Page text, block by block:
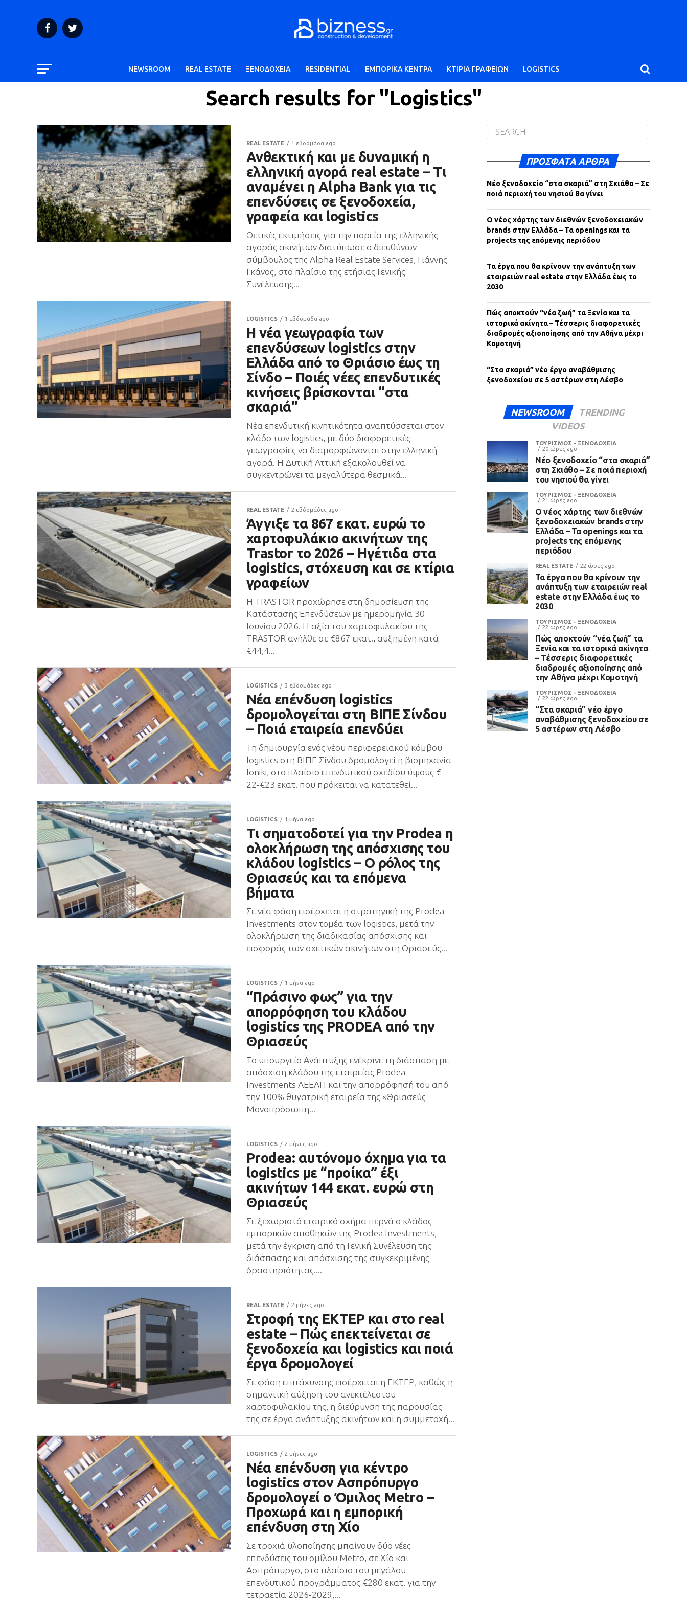
NEWSROOM REAL ESTATE ΞΕΝΟΔΟΧΕΙΑ RESIDENTIAL ΕΜΠΟΡΙΚΑ ΚΕΝΤΡΑ ΚΤΙΡΙΑ ΓΡΑΦΕΙΩΝ LOGISTICS
Search results for "Logistics"
REAL ESTATE 1 εβδομάδα ago
Ανθεκτική και με δυναμική η
ελληνική αγορά real estate – Τι
αναμένει η Alpha Bank για τις
επενδύσεις σε ξενοδοχεία,
γραφεία και logistics
Θετικές εκτιμήσεις για την πορεία της ελληνικής
αγοράς ακινήτων διατύπωσε ο διευθύνων
σύμβουλος της Alpha Real Estate Services, Γιάννης
Γκάνος, στο πλαίσιο της ετήσιας Γενικής
Συνέλευσης...
LOGISTICS 1 εβδομάδα ago
H νέα γεωγραφία των
επενδύσεων logistics στην
Ελλάδα από το Θριάσιο έως τη
Σίνδο – Ποιές νέες επενδυτικές
κινήσεις βρίσκονται “στα
σκαριά”
Νέα επενδυτική κινητικότητα αναπτύσσεται στον
κλάδο των logistics, με δύο διαφορετικές
γεωγραφίες να διαμορφώνονται στην ελληνική
αγορά. Η Δυτική Αττική εξακολουθεί να
συγκεντρώνει τα μεγαλύτερα θεσμικά...
REAL ESTATE 2 εβδομάδες ago
Άγγιξε τα 867 εκατ. ευρώ το
χαρτοφυλάκιο ακινήτων της
Trastor το 2026 – Ηγέτιδα στα
logistics, στόχευση και σε κτίρια
γραφείων
Η TRASTOR προχώρησε στη δημοσίευση της
Κατάστασης Επενδύσεων με ημερομηνία 30
Ιουνίου 2026. Η αξία του χαρτοφυλακίου της
TRASTOR ανήλθε σε €867 εκατ., αυξημένη κατά
€44,4...
LOGISTICS 3 εβδομάδες ago
Νέα επένδυση logistics
δρομολογείται στη ΒΙΠΕ Σίνδου
– Ποιά εταιρεία επενδύει
Τη δημιουργία ενός νέου περιφερειακού κόμβου
logistics στη ΒΙΠΕ Σίνδου δρομολογεί η βιομηχανία
Ioniki, στο πλαίσιο επενδυτικού σχεδίου ύψους €
22-€23 εκατ. που πρόκειται να κατατεθεί...
LOGISTICS 1 μήνα ago
Τι σηματοδοτεί για την Prodea η
ολοκλήρωση της απόσχισης του
κλάδου logistics – Ο ρόλος της
Θριασεύς και τα επόμενα
βήματα
Σε νέα φάση εισέρχεται η στρατηγική της Prodea
Investments στον τομέα των logistics, μετά την
ολοκλήρωση της διαδικασίας απόσχισης και
εισφοράς των σχετικών ακινήτων στη Θριασεύς...
LOGISTICS 1 μήνα ago
“Πράσινο φως” για την
απορρόφηση του κλάδου
logistics της PRODEA από την
Θριασεύς
Το υπουργείο Ανάπτυξης ενέκρινε τη διάσπαση με
απόσχιση κλάδου της εταιρείας Prodea
Investments ΑΕΕΑΠ και την απορρόφησή του από
την 100% θυγατρική εταιρεία της «Θριασεύς
Μονοπρόσωπη...
LOGISTICS 2 μήνες ago
Prodea: αυτόνομο όχημα για τα
logistics με “προίκα” έξι
ακινήτων 144 εκατ. ευρώ στη
Θριασεύς
Σε ξεχωριστό εταιρικό σχήμα περνά ο κλάδος
εμπορικών αποθηκών της Prodea Investments,
μετά την έγκριση από τη Γενική Συνέλευση της
διάσπασης και απόσχισης της συγκεκριμένης
δραστηριότητας....
REAL ESTATE 2 μήνες ago
Στροφή της ΕΚΤΕΡ και στο real
estate – Πώς επεκτείνεται σε
ξενοδοχεία και logistics και ποιά
έργα δρομολογεί
Σε φάση επιτάχυνσης εισέρχεται η ΕΚΤΕΡ, καθώς η
σημαντική αύξηση του ανεκτέλεστου
χαρτοφυλακίου της, η διεύρυνση της παρουσίας
της σε έργα ανάπτυξης ακινήτων και η συμμετοχή...
LOGISTICS 2 μήνες ago
Νέα επένδυση για κέντρο
logistics στον Ασπρόπυργο
δρομολογεί o Όμιλος Metro –
Προχωρά και η εμπορική
επένδυση στη Χίο
Σε τροχιά υλοποίησης μπαίνουν δύο νέες
επενδύσεις του ομίλου Metro, σε Χίο και
Ασπρόπυργο, στο πλαίσιο του μεγάλου
επενδυτικού προγράμματος €280 εκατ. για την
τετραετία 2026-2029,...
ΠΡΌΣΦΑΤΑ ΆΡΘΡΑ
Νέο ξενοδοχείο “στα σκαριά” στη Σκιάθο – Σε
ποιά περιοχή του νησιού θα γίνει
Ο νέος χάρτης των διεθνών ξενοδοχειακών
brands στην Ελλάδα – Τα openings και τα
projects της επόμενης περιόδου
Τα έργα που θα κρίνουν την ανάπτυξη των
εταιρειών real estate στην Ελλάδα έως το
2030
Πώς αποκτούν “νέα ζωή” τα Ξενία και τα
ιστορικά ακίνητα – Τέσσερις διαφορετικές
διαδρομές αξιοποίησης από την Αθήνα μέχρι
Κομοτηνή
“Στα σκαριά” νέο έργο αναβάθμισης
ξενοδοχείου σε 5 αστέρων στη Λέσβο
NEWSROOM
TRENDING
VIDEOS
ΤΟΥΡΙΣΜΟΣ - ΞΕΝΟΔΟΧΕΙΑ
20 ώρες ago
Νέο ξενοδοχείο “στα σκαριά”
στη Σκιάθο – Σε ποιά περιοχή
του νησιού θα γίνει
ΤΟΥΡΙΣΜΟΣ - ΞΕΝΟΔΟΧΕΙΑ
21 ώρες ago
Ο νέος χάρτης των διεθνών
ξενοδοχειακών brands στην
Ελλάδα – Τα openings και τα
projects της επόμενης
περιόδου
REAL ESTATE 22 ώρες ago
Τα έργα που θα κρίνουν την
ανάπτυξη των εταιρειών real
estate στην Ελλάδα έως το
2030
ΤΟΥΡΙΣΜΟΣ - ΞΕΝΟΔΟΧΕΙΑ
22 ώρες ago
Πώς αποκτούν “νέα ζωή” τα
Ξενία και τα ιστορικά ακίνητα
– Τέσσερις διαφορετικές
διαδρομές αξιοποίησης από
την Αθήνα μέχρι Κομοτηνή
ΤΟΥΡΙΣΜΟΣ - ΞΕΝΟΔΟΧΕΙΑ
22 ώρες ago
“Στα σκαριά” νέο έργο
αναβάθμισης ξενοδοχείου σε
5 αστέρων στη Λέσβο